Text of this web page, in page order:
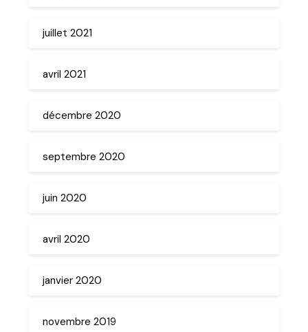
juillet 2021
avril 2021
décembre 2020
septembre 2020
juin 2020
avril 2020
janvier 2020
novembre 2019